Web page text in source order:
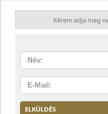
Kérem adja meg
Név:
E-
Mail
ELKÜLDÉS